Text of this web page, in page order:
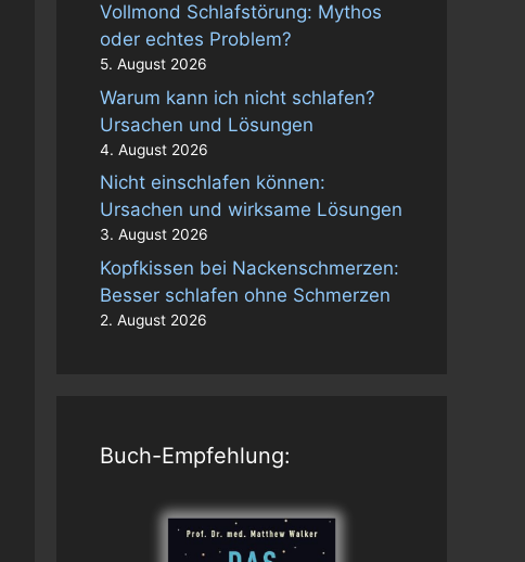
Vollmond Schlafstörung: Mythos
oder echtes Problem?
5. August 2026
Warum kann ich nicht schlafen?
Ursachen und Lösungen
4. August 2026
Nicht einschlafen können:
Ursachen und wirksame Lösungen
3. August 2026
Kopfkissen bei Nackenschmerzen:
Besser schlafen ohne Schmerzen
2. August 2026
Buch-Empfehlung: